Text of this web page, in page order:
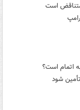
متناقض است
اتمام است؟
شود